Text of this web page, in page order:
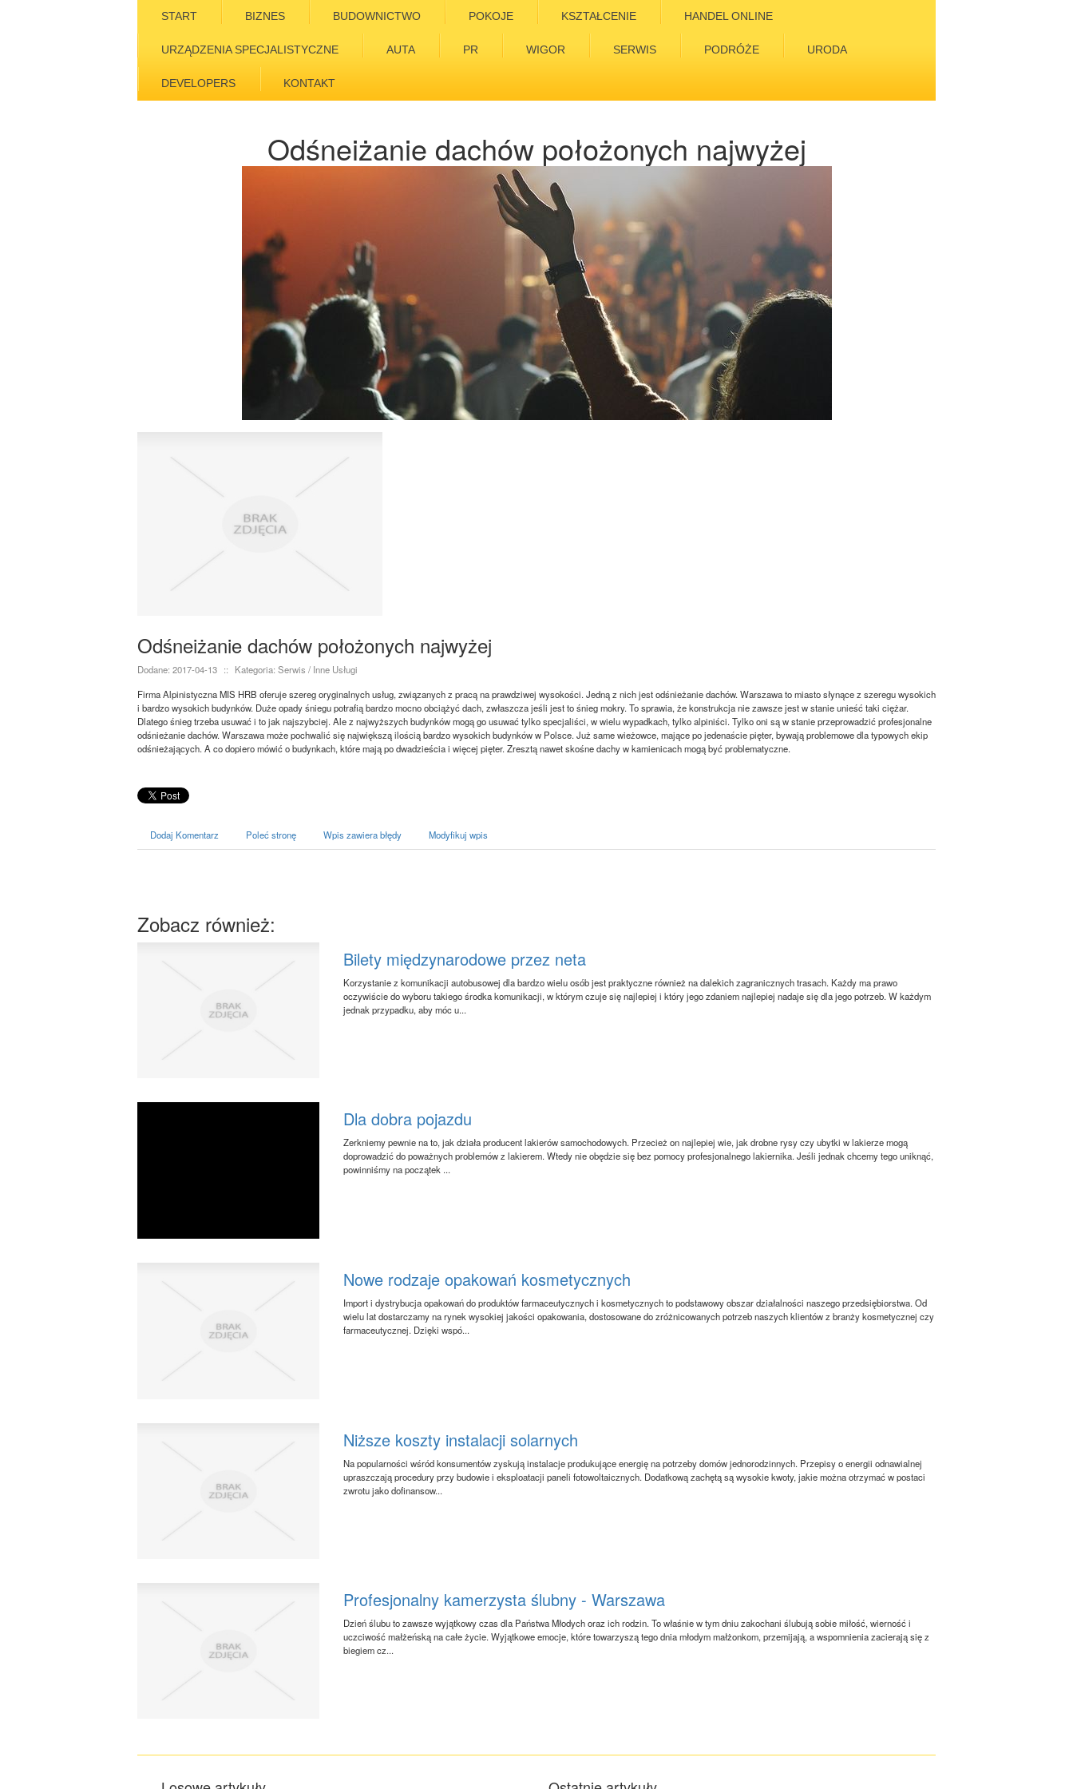
START BIZNES BUDOWNICTWO POKOJE KSZTAŁCENIE HANDEL ONLINE
URZĄDZENIA SPECJALISTYCZNE AUTA PR WIGOR SERWIS PODRÓŻE URODA
DEVELOPERS KONTAKT
Odśneiżanie dachów położonych najwyżej
Odśneiżanie dachów położonych najwyżej
Dodane: 2017-04-13 ::
Kategoria: Serwis / Inne Usługi
Firma Alpinistyczna MIS HRB oferuje szereg oryginalnych usług, związanych z pracą na prawdziwej wysokości. Jedną z nich jest odśnieżanie dachów. Warszawa to miasto słynące z szeregu wysokich
i bardzo wysokich budynków. Duże opady śniegu potrafią bardzo mocno obciążyć dach, zwłaszcza jeśli jest to śnieg mokry. To sprawia, że konstrukcja nie zawsze jest w stanie unieść taki ciężar.
Dlatego śnieg trzeba usuwać i to jak najszybciej. Ale z najwyższych budynków mogą go usuwać tylko specjaliści, w wielu wypadkach, tylko alpiniści. Tylko oni są w stanie przeprowadzić profesjonalne
odśnieżanie dachów. Warszawa może pochwalić się największą ilością bardzo wysokich budynków w Polsce. Już same wieżowce, mające po jedenaście pięter, bywają problemowe dla typowych ekip
odśnieżających. A co dopiero mówić o budynkach, które mają po dwadzieścia i więcej pięter. Zresztą nawet skośne dachy w kamienicach mogą być problematyczne.
Dodaj Komentarz Poleć stronę Wpis zawiera błędy Modyfikuj wpis
Zobacz również:
Bilety międzynarodowe przez neta
Korzystanie z komunikacji autobusowej dla bardzo wielu osób jest praktyczne również na dalekich zagranicznych trasach. Każdy ma prawo
oczywiście do wyboru takiego środka komunikacji, w którym czuje się najlepiej i który jego zdaniem najlepiej nadaje się dla jego potrzeb. W każdym
jednak przypadku, aby móc u...
Dla dobra pojazdu
Zerkniemy pewnie na to, jak działa producent lakierów samochodowych. Przecież on najlepiej wie, jak drobne rysy czy ubytki w lakierze mogą
doprowadzić do poważnych problemów z lakierem. Wtedy nie obędzie się bez pomocy profesjonalnego lakiernika. Jeśli jednak chcemy tego uniknąć,
powinniśmy na początek ...
Nowe rodzaje opakowań kosmetycznych
Import i dystrybucja opakowań do produktów farmaceutycznych i kosmetycznych to podstawowy obszar działalności naszego przedsiębiorstwa. Od
wielu lat dostarczamy na rynek wysokiej jakości opakowania, dostosowane do zróżnicowanych potrzeb naszych klientów z branży kosmetycznej czy
farmaceutycznej. Dzięki wspó...
Niższe koszty instalacji solarnych
Na popularności wśród konsumentów zyskują instalacje produkujące energię na potrzeby domów jednorodzinnych. Przepisy o energii odnawialnej
upraszczają procedury przy budowie i eksploatacji paneli fotowoltaicznych. Dodatkową zachętą są wysokie kwoty, jakie można otrzymać w postaci
zwrotu jako dofinansow...
Profesjonalny kamerzysta ślubny - Warszawa
Dzień ślubu to zawsze wyjątkowy czas dla Państwa Młodych oraz ich rodzin. To właśnie w tym dniu zakochani ślubują sobie miłość, wierność i
uczciwość małżeńską na całe życie. Wyjątkowe emocje, które towarzyszą tego dnia młodym małżonkom, przemijają, a wspomnienia zacierają się z
biegiem cz...